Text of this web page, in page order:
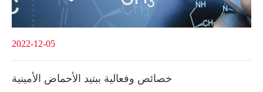
2022-12-05
خصائص وفعالية ببتيد الأحماض الأمينية